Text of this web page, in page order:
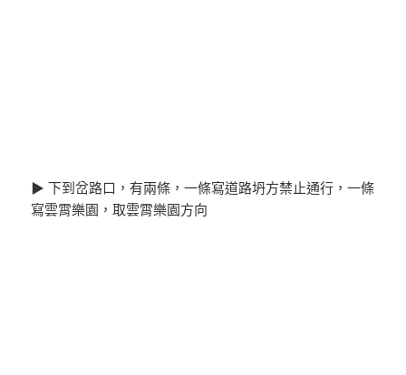
▶ 下到岔路口，有兩條，一條寫道路坍方禁止通行，一條
寫雲霄樂園，取雲霄樂園方向